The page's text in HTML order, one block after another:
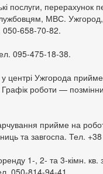
послуги, перерахунок
МВС.
050-658-70-82.
095-475-18-38.
центрі Ужгорода
Графік роботи —
прийме на
та завгоспа. Тел.
1-, 2- та 3-кімн. кв.
050-814-94-41.